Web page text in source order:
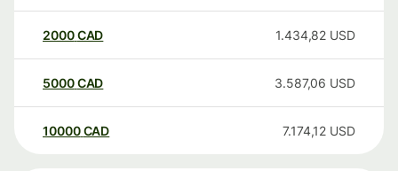
2000CAD 1.434,82 USD
5000CAD 3.587,06 USD
10000 CAD 7.174,12 USD